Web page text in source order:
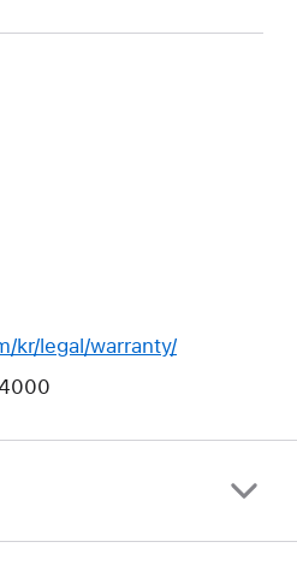
kr/legal/warranty/
4000